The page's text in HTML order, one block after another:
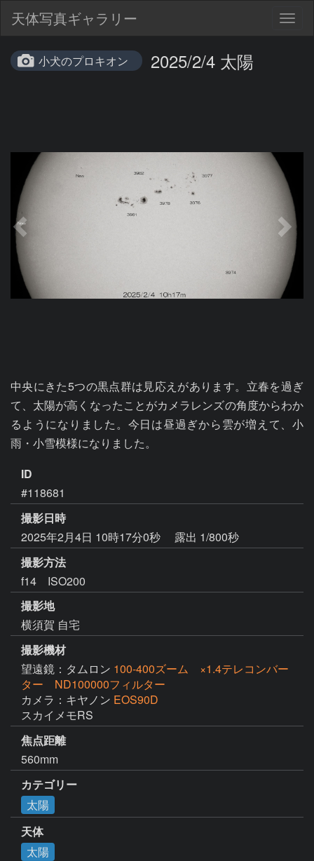
天体写真ギャラリー
小犬のプロキオン 2025/2/4 太陽
中央にきた5つの黒点群は見応えがあります。立春を過ぎ
て、太陽が高くなったことがカメラレンズの角度からわか
るようになりました。今日は昼過ぎから雲が増えて、小
雨・小雪模様になりました。
ID
#118681
撮影日時
2025年2月4日 10時17分0秒
露出 1/800秒
撮影方法
f14 ISO200
撮影地
横須賀 自宅
撮影機材
望遠鏡：タムロン 100-400ズーム ×1.4テレコンバー
ター ND100000フィルター
カメラ：キヤノン EOS90D
スカイメモRS
焦点距離
560mm
カテゴリー
太陽
天体
太陽